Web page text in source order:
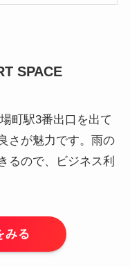
SPACE
町駅3番出口を出て
さが魅力です。雨の
るので、ビジネス利
みる